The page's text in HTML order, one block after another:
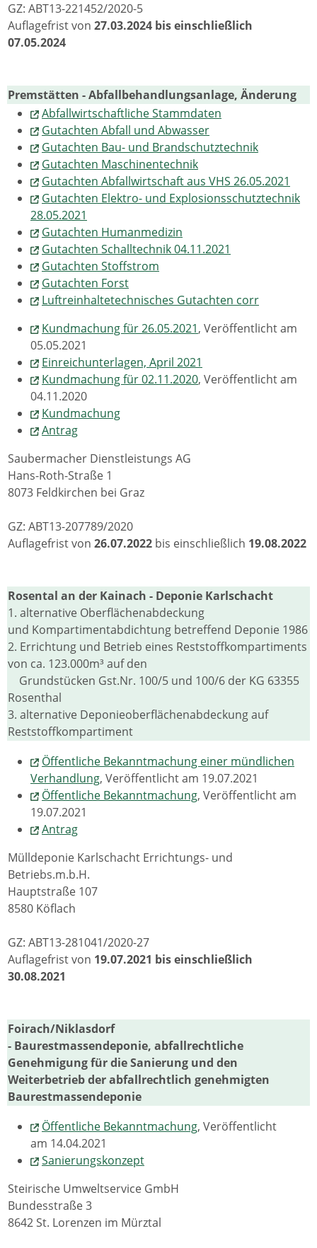
GZ: ABT13-221452/2020-5
Auflagefrist von 27.03.2024 bis einschließlich
07.05.2024
Premstätten - Abfallbehandlungsanlage, Änderung
Abfallwirtschaftliche Stammdaten
Gutachten Abfall und Abwasser
Gutachten Bau- und Brandschutztechnik
Gutachten Maschinentechnik
Gutachten Abfallwirtschaft aus VHS 26.05.2021
Gutachten Elektro- und Explosionsschutztechnik
28.05.2021
Gutachten Humanmedizin
Gutachten Schalltechnik 04.11.2021
Gutachten Stoffstrom
Gutachten Forst
Luftreinhaltetechnisches Gutachten corr
Kundmachung für 26.05.2021, Veröffentlicht am
05.05.2021
Einreichunterlagen, April 2021
Kundmachung für 02.11.2020, Veröffentlicht am
04.11.2020
Kundmachung
Antrag
Saubermacher Dienstleistungs AG
Hans-Roth-Straße 1
8073 Feldkirchen bei Graz
GZ: ABT13-207789/2020
Auflagefrist von 26.07.2022 bis einschließlich 19.08.2022
Rosental an der Kainach - Deponie Karlschacht
1. alternative Oberflächenabdeckung
und Kompartimentabdichtung betreffend Deponie 1986
2. Errichtung und Betrieb eines Reststoffkompartiments
von ca. 123.000m³ auf den
Grundstücken Gst.Nr. 100/5 und 100/6 der KG 63355
Rosenthal
3. alternative Deponieoberflächenabdeckung auf
Reststoffkompartiment
Öffentliche Bekanntmachung einer mündlichen
Verhandlung, Veröffentlicht am 19.07.2021
Öffentliche Bekanntmachung, Veröffentlicht am
19.07.2021
Antrag
Mülldeponie Karlschacht Errichtungs- und
Betriebs.m.b.H.
Hauptstraße 107
8580 Köflach
GZ: ABT13-281041/2020-27
Auflagefrist von 19.07.2021 bis einschließlich
30.08.2021
Foirach/Niklasdorf
- Baurestmassendeponie, abfallrechtliche
Genehmigung für die Sanierung und den
Weiterbetrieb der abfallrechtlich genehmigten
Baurestmassendeponie
Öffentliche Bekanntmachung, Veröffentlicht
am 14.04.2021
Sanierungskonzept
Steirische Umweltservice GmbH
Bundesstraße 3
8642 St. Lorenzen im Mürztal